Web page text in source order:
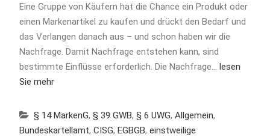
Eine Gruppe von Käufern hat die Chance ein Produkt oder
einen Markenartikel zu kaufen und drückt den Bedarf und
das Verlangen danach aus – und schon haben wir die
Nachfrage. Damit Nachfrage entstehen kann, sind
bestimmte Einflüsse erforderlich. Die Nachfrage… lesen
Sie mehr
§ 14 MarkenG, § 39 GWB, § 6 UWG, Allgemein,
Bundeskartellamt, CISG, EGBGB, einstweilige